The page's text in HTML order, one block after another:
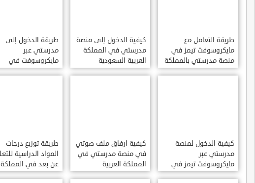
طريقة التعامل مع
مايكروسوفت تيمز في
منصة مدرستي بالمملكة
العربية السعودية
كيفية الدخول إلى منصة
مدرستي في المملكة
العربية السعودية
طريقة الدخول إلى
مدرستي عبر
مايكروسوفت في
المملكة العربية
كيفية الدخول لمنصة
مدرستي عبر
مايكروسوفت تيمز في
المملكة العربية
كيفية ارفاق ملف صوتي
في منصة مدرستي في
المملكة العربية
السعودية
طريقة توزيع درجات
المواد الدراسية
عن بعد في المملكة
العربية السعودية